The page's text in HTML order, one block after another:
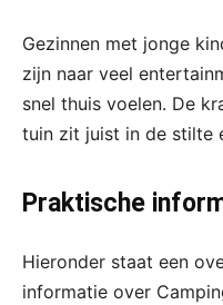
Gezinnen met jonge
zijn naar veel
snel thuis voelen. De
tuin zit juist in de stilte
Praktische
Hieronder staat een
informatie over